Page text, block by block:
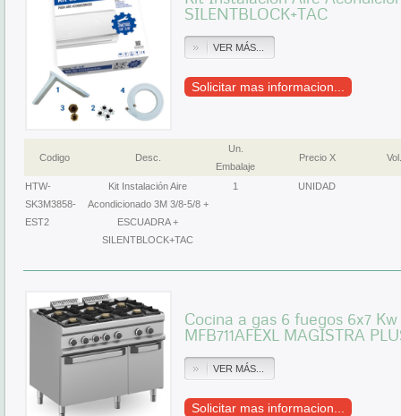
SILENTBLOCK+TAC
VER MÁS...
Solicitar mas informacion...
Codigo Desc.
Un.
Embalaje
Precio X Vol.
HTW-
SK3M3858-
EST2
Kit Instalación Aire
Acondicionado 3M 3/8-5/8 +
ESCUADRA +
SILENTBLOCK+TAC
1 UNIDAD
Cocina a gas 6 fuegos 6x7
MFB711AFEXL MAGISTRA
VER MÁS...
Solicitar mas informacion...